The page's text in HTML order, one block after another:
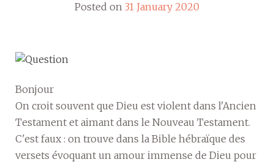
Posted on 31 January 2020
Bonjour
On croit souvent que Dieu est violent dans l'Ancien
Testament et aimant dans le Nouveau Testament.
C'est faux : on trouve dans la Bible hébraïque des
versets évoquant un amour immense de Dieu pour